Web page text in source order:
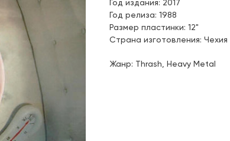
Год издания: 2017
Год релиза: 1988
Размер пластинки: 12"
Страна изготовления: Чехия
Жанр: Thrash, Heavy Metal